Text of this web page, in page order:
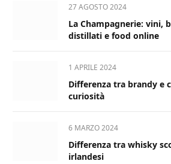
27 AGOSTO 2024
La Champagnerie: vini,
distillati e food online
1 APRILE 2024
Differenza tra brandy e
curiosità
6 MARZO 2024
Differenza tra whisky
irlandesi